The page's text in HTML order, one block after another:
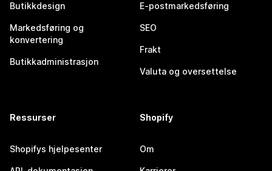
Butikkdesign
Markedsføring og
konvertering
Butikkadministrasjon
E-postmarkedsføring
SEO
Frakt
Valuta og oversettelse
Ressurser
Shopifys hjelpesenter
Shopify
Om